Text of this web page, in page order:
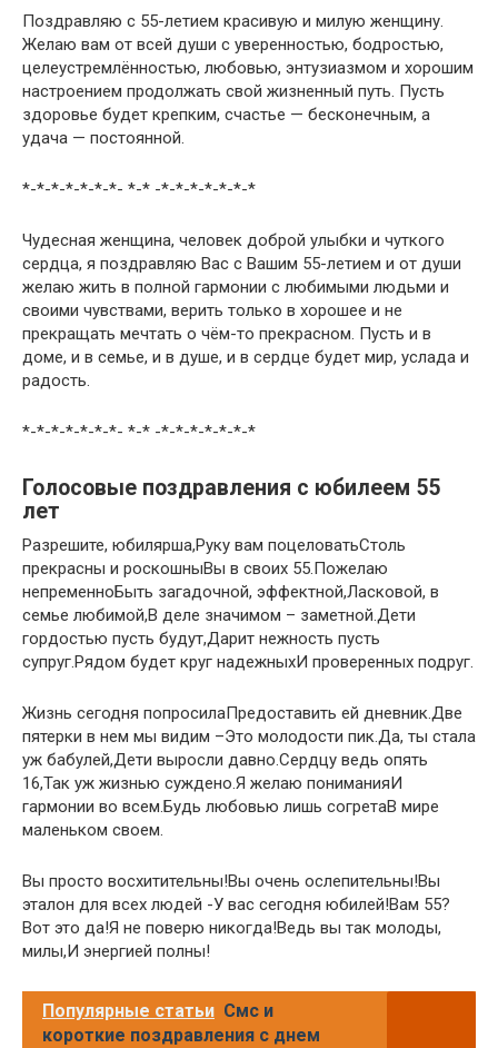
Поздравляю с 55-летием красивую и милую женщину.
Желаю вам от всей души с уверенностью, бодростью,
целеустремлённостью, любовью, энтузиазмом и хорошим
настроением продолжать свой жизненный путь. Пусть
здоровье будет крепким, счастье — бесконечным, а
удача — постоянной.
*-*-*-*-*-*-*- *-* -*-*-*-*-*-*-*
Чудесная женщина, человек доброй улыбки и чуткого
сердца, я поздравляю Вас с Вашим 55-летием и от души
желаю жить в полной гармонии с любимыми людьми и
своими чувствами, верить только в хорошее и не
прекращать мечтать о чём-то прекрасном. Пусть и в
доме, и в семье, и в душе, и в сердце будет мир, услада и
радость.
*-*-*-*-*-*-*- *-* -*-*-*-*-*-*-*
Голосовые поздравления с юбилеем 55
лет
Разрешите, юбилярша,Руку вам поцеловатьСтоль
прекрасны и роскошныВы в своих 55.Пожелаю
непременноБыть загадочной, эффектной,Ласковой, в
семье любимой,В деле значимом – заметной.Дети
гордостью пусть будут,Дарит нежность пусть
супруг.Рядом будет круг надежныхИ проверенных подруг.
Жизнь сегодня попросилаПредоставить ей дневник.Две
пятерки в нем мы видим –Это молодости пик.Да, ты стала
уж бабулей,Дети выросли давно.Сердцу ведь опять
16,Так уж жизнью суждено.Я желаю пониманияИ
гармонии во всем.Будь любовью лишь согретаВ мире
маленьком своем.
Вы просто восхитительны!Вы очень ослепительны!Вы
эталон для всех людей -У вас сегодня юбилей!Вам 55?
Вот это да!Я не поверю никогда!Ведь вы так молоды,
милы,И энергией полны!
Популярные статьи Смс и
короткие поздравления с днем